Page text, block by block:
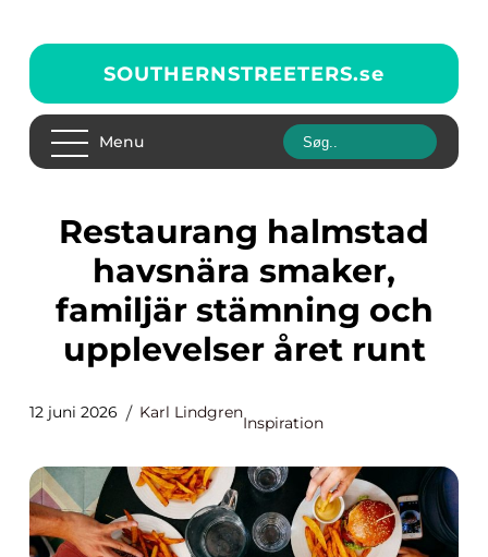
SOUTHERNSTREETERS.se
Menu
Restaurang halmstad
havsnära smaker,
familjär stämning och
upplevelser året runt
12 juni 2026 Karl Lindgren
Inspiration